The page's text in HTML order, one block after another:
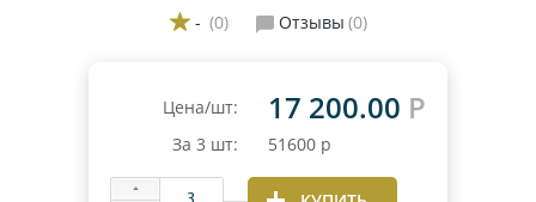
- (0) Отзывы (0)
Цена/шт: 17 200.00 Р
За 3 шт: 51600 р